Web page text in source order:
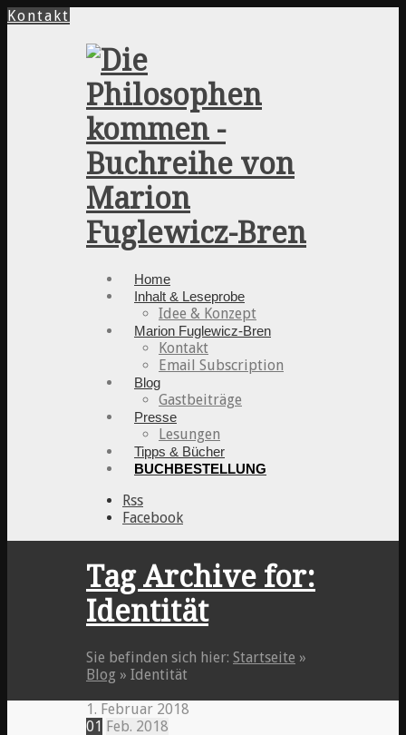
Kontakt
Home
Inhalt & Leseprobe
Idee & Konzept
Marion Fuglewicz-Bren
Kontakt
Email Subscription
Blog
Gastbeiträge
Presse
Lesungen
Tipps & Bücher
BUCHBESTELLUNG
Rss
Facebook
Tag Archive for:
Identität
Sie befinden sich hier: Startseite »
Blog » Identität
1. Februar 2018
01 Feb. 2018